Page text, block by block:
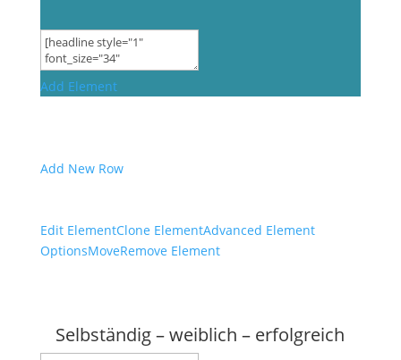
Add Element
Add New Row
Edit ElementClone ElementAdvanced Element
OptionsMoveRemove Element
Selbständig – weiblich – erfolgreich